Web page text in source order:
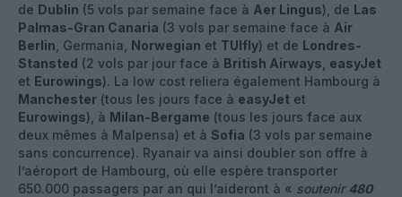
de Dublin (5 vols par semaine face à Aer Lingus), de Las
Palmas-Gran Canaria (3 vols par semaine face à Air
Berlin , Germania, Norwegian et TUIfly) et de Londres-
Stansted (2 vols par jour face à British Airways easyJet
et Eurowings). La low cost reliera également Hambourg à
Manchester (tous les jours face à easyJet et
Eurowings), à Milan-Bergame (tous les jours face aux
deux mêmes à Malpensa) et à Sofia (3 vols par semaine
sans concurrence). Ryanair va ainsi doubler son offre à
l’aéroport de Hambourg, où elle espère transporter
650.000 passagers par an qui l’aideront à « soutenir480